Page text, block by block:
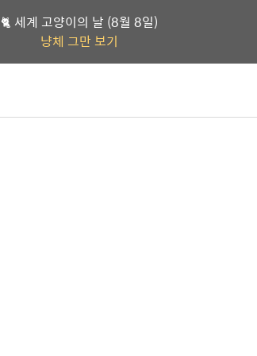
🐈 세계 고양이의 날 (8월 8일)
냥체 그만 보기